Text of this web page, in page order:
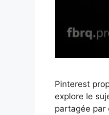
Pinterest
explore le
partagée par